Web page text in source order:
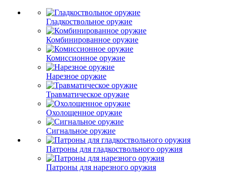
Гладкоствольное оружие
Комбинированное оружие
Комиссионное оружие
Нарезное оружие
Травматическое оружие
Охолощенное оружие
Сигнальное оружие
Патроны для гладкоствольного оружия
Патроны для нарезного оружия